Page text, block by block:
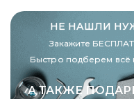
НЕ НАШЛИ
Закажите
Быстро подберем
А ТАКЖЕ